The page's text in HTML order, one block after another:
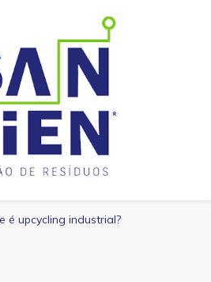
é upcycling industrial?